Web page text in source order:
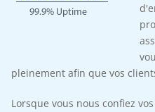
pleinement afin que vos
Lorsque vous nous confiez